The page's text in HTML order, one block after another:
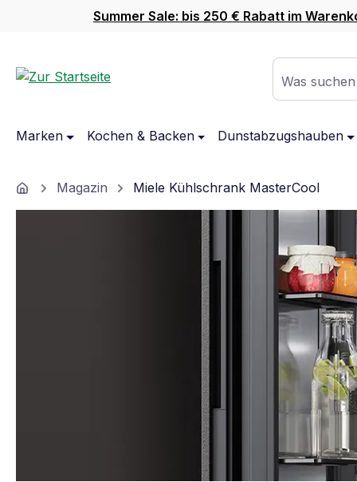
Hauptinhalt springen
Zur Suche springen
Zur Hauptnavigation springen
Summer Sale: bis 250 € Rabatt im
Was
Marken Kochen & Backen Dunstabzugshauben
HomeMagazin Miele Kühlschrank MasterCool